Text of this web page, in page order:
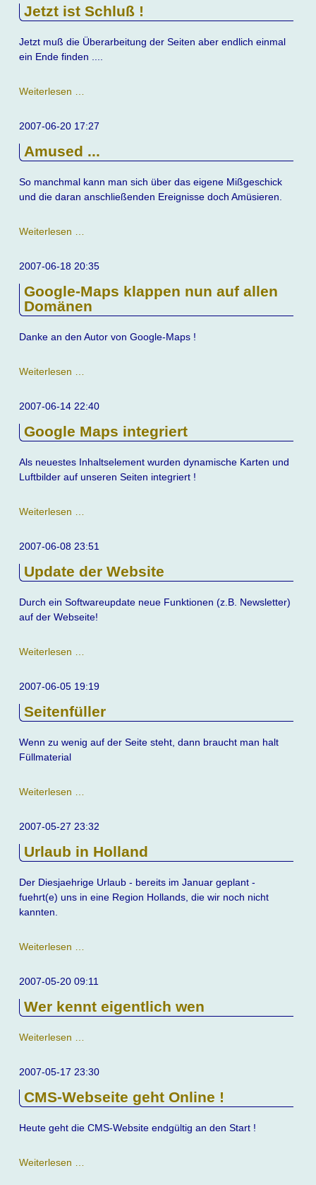
Jetzt ist Schluß !
Jetzt muß die Überarbeitung der Seiten aber endlich einmal
ein Ende finden ....
Weiterlesen …
Schluß
2007-06-20 17:27
Amused ...
So manchmal kann man sich über das eigene Mißgeschick
und die daran anschließenden Ereignisse doch Amüsieren.
Weiterlesen …
2007-06-18 20:35
Google-Maps klappen nun auf allen
Domänen
Danke an den Autor von Google-Maps !
Weiterlesen …
klappen
auf
allen
Domänen
2007-06-14 22:40
Google Maps integriert
Als neuestes Inhaltselement wurden dynamische Karten und
Luftbilder auf unseren Seiten integriert !
Weiterlesen …
integriert
2007-06-08 23:51
Update der Website
Durch ein Softwareupdate neue Funktionen (z.B. Newsletter)
auf der Webseite!
Weiterlesen …
Website
2007-06-05 19:19
Seitenfüller
Wenn zu wenig auf der Seite steht, dann braucht man halt
Füllmaterial
Weiterlesen …
2007-05-27 23:32
Urlaub in Holland
Der Diesjaehrige Urlaub - bereits im Januar geplant -
fuehrt(e) uns in eine Region Hollands, die wir noch nicht
kannten.
Weiterlesen …
Holland
2007-05-20 09:11
Wer kennt eigentlich wen
Weiterlesen …
eigentlich
2007-05-17 23:30
CMS-Webseite geht Online !
Heute geht die CMS-Website endgültig an den Start !
Weiterlesen …